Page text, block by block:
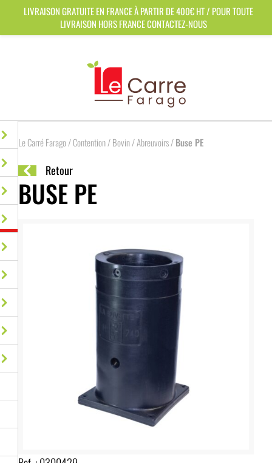
Le Carré Farago/Contention/Bovin/Abreuvoirs/Buse PE
Retour
BUSE PE
LIVRAISON GRATUITE EN FRANCE À PARTIR DE 400€ HT / POUR TOUTE
LIVRAISON HORS FRANCE CONTACTEZ-NOUS
Panneau de gestion des cookies